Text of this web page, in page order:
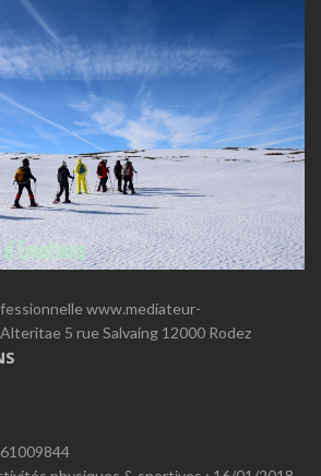
www.mediateur-
5 rue Salvaing 12000 Rodez